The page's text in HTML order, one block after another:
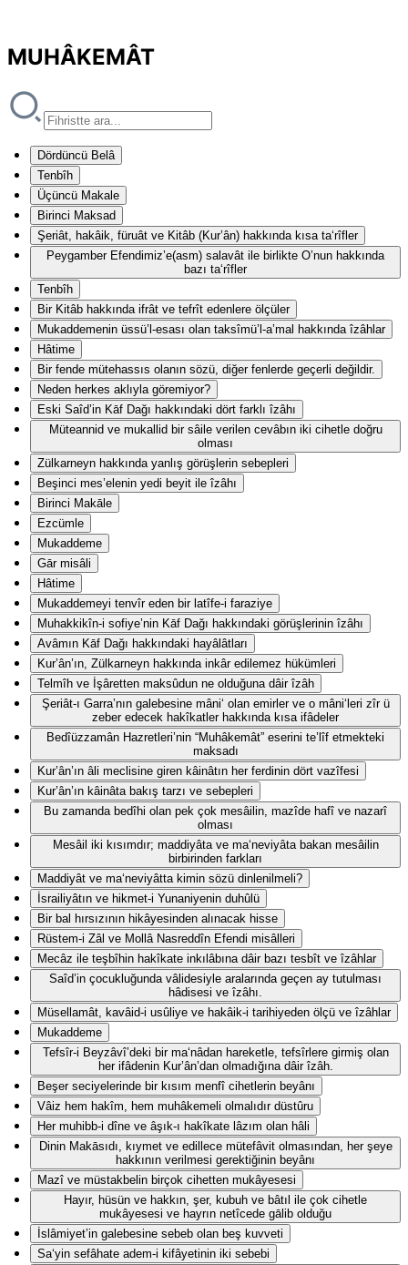
MUHÂKEMÂT
Dördüncü Belâ
Tenbîh
Üçüncü Makale
Birinci Maksad
Şeriât, hakâik, füruât ve Kitâb (Kur’ân) hakkında kısa ta‘rîfler
Peygamber Efendimiz’e(asm) salavât ile birlikte O’nun hakkında
bazı ta‘rîfler
Tenbîh
Bir Kitâb hakkında ifrât ve tefrît edenlere ölçüler
Mukaddemenin üssü’l-esası olan taksîmü’l-a’mal hakkında îzâhlar
Hâtime
Bir fende mütehassıs olanın sözü, diğer fenlerde geçerli değildir.
Neden herkes aklıyla göremiyor?
Eski Saîd’in Kāf Dağı hakkındaki dört farklı îzâhı
Müteannid ve mukallid bir sâile verilen cevâbın iki cihetle doğru
olması
Zülkarneyn hakkında yanlış görüşlerin sebepleri
Beşinci mes’elenin yedi beyit ile îzâhı
Birinci Makāle
Ezcümle
Mukaddeme
Gār misâli
Hâtime
Mukaddemeyi tenvîr eden bir latîfe-i faraziye
Muhakkikîn-i sofiye’nin Kāf Dağı hakkındaki görüşlerinin îzâhı
Avâmın Kāf Dağı hakkındaki hayâlâtları
Kur’ân’ın, Zülkarneyn hakkında inkâr edilemez hükümleri
Telmîh ve İşâretten maksûdun ne olduğuna dâir îzâh
Şeriât-ı Garra’nın galebesine mâni‘ olan emirler ve o mâni‘leri zîr ü
zeber edecek hakîkatler hakkında kısa ifâdeler
Bedîüzzamân Hazretleri’nin “Muhâkemât” eserini te’lîf etmekteki
maksadı
Kur’ân’ın âli meclisine giren kâinâtın her ferdinin dört vazîfesi
Kur’ân’ın kâinâta bakış tarzı ve sebepleri
Bu zamanda bedîhi olan pek çok mesâilin, mazîde hafî ve nazarî
olması
Mesâil iki kısımdır; maddiyâta ve ma‘neviyâta bakan mesâilin
birbirinden farkları
Maddiyât ve ma‘neviyâtta kimin sözü dinlenilmeli?
İsrailiyâtın ve hikmet-i Yunaniyenin duhûlü
Bir bal hırsızının hikâyesinden alınacak hisse
Rüstem-i Zâl ve Mollâ Nasreddîn Efendi misâlleri
Mecâz ile teşbîhin hakîkate inkılâbına dâir bazı tesbît ve îzâhlar
Saîd’in çocukluğunda vâlidesiyle aralarında geçen ay tutulması
hâdisesi ve îzâhı.
Müsellamât, kavâid-i usûliye ve hakâik-i tarihiyeden ölçü ve îzâhlar
Mukaddeme
Tefsîr-i Beyzâvî’deki bir ma‘nâdan hareketle, tefsîrlere girmiş olan
her ifâdenin Kur’ân’dan olmadığına dâir îzâh.
Beşer seciyelerinde bir kısım menfî cihetlerin beyânı
Vâiz hem hakîm, hem muhâkemeli olmalıdır düstûru
Her muhibb-i dîne ve âşık-ı hakîkate lâzım olan hâli
Dinin Makāsıdı, kıymet ve edillece mütefâvit olmasından, her şeye
hakkının verilmesi gerektiğinin beyânı
Mazî ve müstakbelin birçok cihetten mukâyesesi
Hayır, hüsün ve hakkın, şer, kubuh ve bâtıl ile çok cihetle
mukâyesesi ve hayrın netîcede gālib olduğu
İslâmiyet’in galebesine sebeb olan beş kuvveti
Sa‘yin sefâhate adem-i kifâyetinin iki sebebi